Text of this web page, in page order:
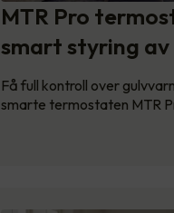
MTR Pro
smart styring
Få full kontroll over
smarte termostaten MTR